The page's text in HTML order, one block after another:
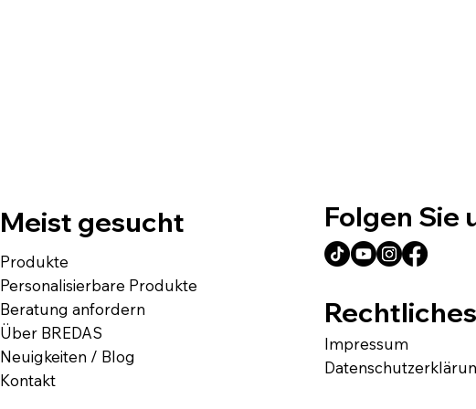
Meist gesucht
Produkte
Personalisierbare Produkte
Beratung anfordern
Über BREDAS
Neuigkeiten / Blog
Kontakt
Folgen Sie
Rechtliches
Impressum